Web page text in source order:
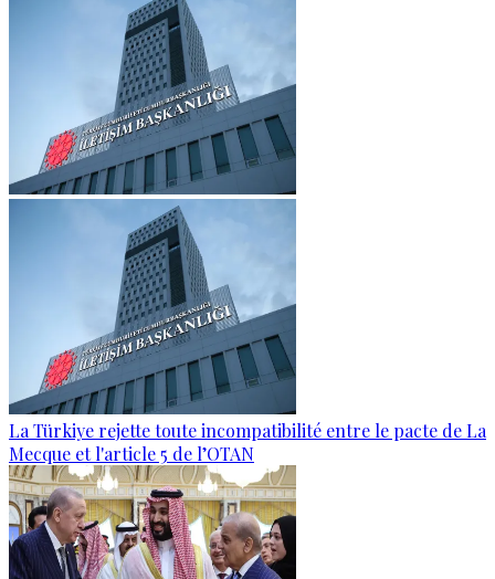
La Türkiye rejette toute incompatibilité entre le pacte de La
Mecque et l'article 5 de l’OTAN